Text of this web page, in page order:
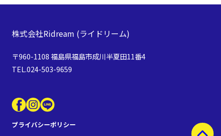
株式会社Ridream (ライドリーム)
〒960-1108 福島県福島市成川半夏田11番4
TEL.024-503-9659
プライバシーポリシー